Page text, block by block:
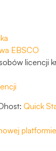
EBSCO
licencji
Quick